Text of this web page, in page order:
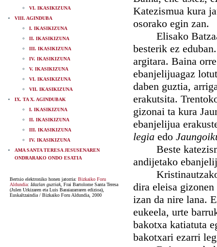
VI. IKASIKIZUNA
VIII. AGINDUBA
I. IKASIKIZUNA
II. IKASIKIZUNA
III. IKASIKIZUNA
IV. IKASIKIZUNA
V. IKASIKIZUNA
VI. IKASIKIZUNA
VII. IKASIKIZUNA
IX. TA X. AGINDUBAK
I. IKASIKIZUNA
II. IKASIKIZUNA
III. IKASIKIZUNA
IV. IKASIKIZUNA
AMA SANTA TERESA JESUSENAREN
ONDRARAKO ONDO ESATIA
Bertsio elektroniko honen jatorria: Bizkaiko Foru
Aldundia: Idazlan guztiak, Frai Bartolome Santa Teresa
(Julen Urkizaren eta Luis Baraiazarraren edizioa),
Euskaltzaindia / Bizkaiko Foru Aldundia, 2000
Katezismua kura
osorako egin zan.
Elisako Batzaar
besterik ez
argitara. Baina
ebanjelijuagaz
daben guztia,
erakutsita.
gizonai ta kura
ebanjelijua
legia edo
Beste
andijetako
Kristinautzako
dira eleisa
izan da nire lana.
eukeela, urte
bakotxa katiatuta
bakotxari ezarri